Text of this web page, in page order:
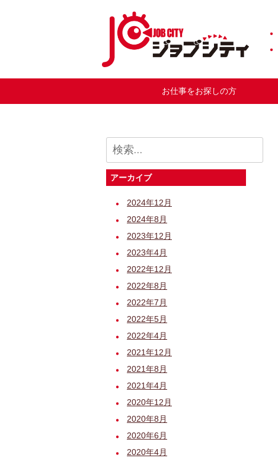
お仕事をお探しの方
索:
アーカイブ
2024年12月
2024年8月
2023年12月
2023年4月
2022年12月
2022年8月
2022年7月
2022年5月
2022年4月
2021年12月
2021年8月
2021年4月
2020年12月
2020年8月
2020年6月
2020年4月